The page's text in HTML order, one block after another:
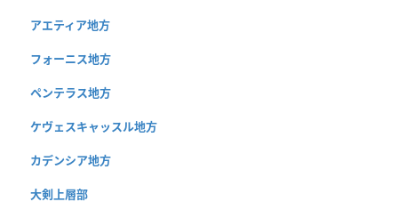
アエティア地方
フォーニス地方
ペンテラス地方
ケヴェスキャッスル地方
カデンシア地方
大剣上層部